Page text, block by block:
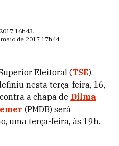
16h43.
de 2017 17h44.
Eleitoral (TSE),
nesta terça-feira, 16,
a chapa de Dilma
(PMDB) será
uma terça-feira, às 19h.